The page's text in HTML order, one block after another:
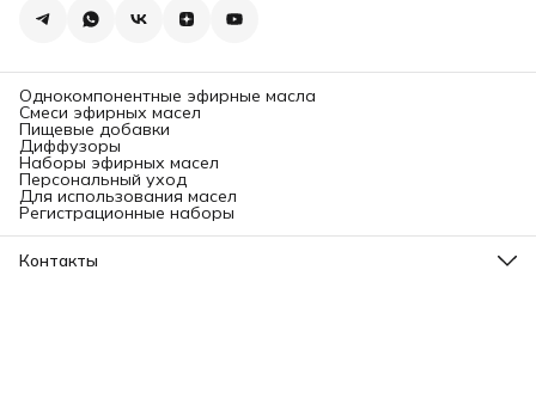
Однокомпонентные эфирные масла
Смеси эфирных масел
Пищевые добавки
Диффузоры
Наборы эфирных масел
Персональный уход
Для использования масел
Регистрационные наборы
Контакты